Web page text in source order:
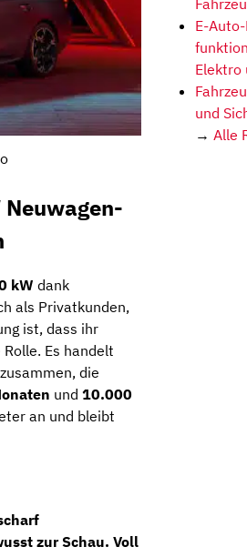
kW dank
als Privatkunden,
ist, dass ihr
Es handelt
die
und 10.000
an und bleibt
zur Schau. Voll
E-
Elektro
und
→ Alle